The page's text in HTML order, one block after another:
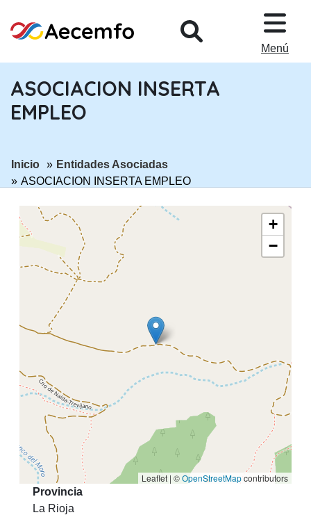
Menú
ASOCIACION INSERTA
EMPLEO
ir a página:
Inicio ir a página:
Entidades Asociadas
ASOCIACION INSERTA EMPLEO
+
−
Leaflet | ©OpenStreetMapcontributors
Provincia
La Rioja